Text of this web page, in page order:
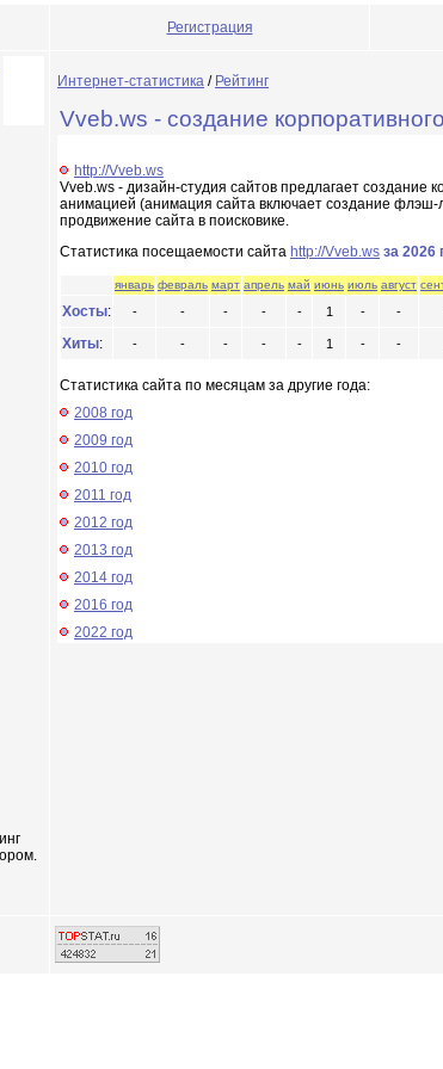
Регистрация
Интернет-статистика / Рейтинг
Vveb.ws - создание
http://Vveb.ws
Vveb.ws - дизайн-студия сайтов предлагает создание
анимацией (анимация сайта включает создание флэш-
продвижение сайта в поисковике.
Статистика посещаемости сайта http://Vveb.ws за 2026
январь февраль март апрель май июнь июль август
Хосты: - - - - - 1 - -
Хиты: - - - - - 1 - -
Статистика сайта по месяцам за другие года:
2008 год
2009 год
2010 год
2011 год
2012 год
2013 год
2014 год
2016 год
2022 год